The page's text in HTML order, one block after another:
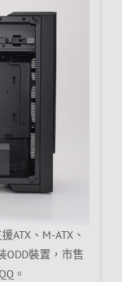
ATX、M-ATX、
ODD裝置，市售
。